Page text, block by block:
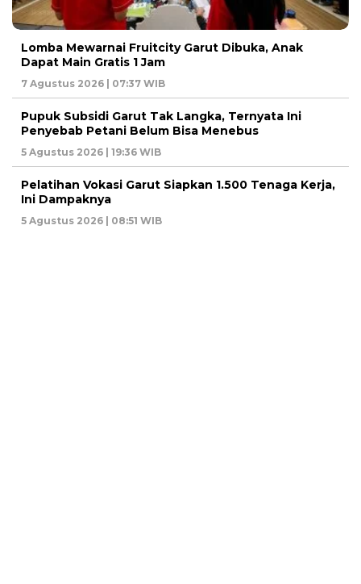
Lomba Mewarnai Fruitcity Garut Dibuka, Anak
Dapat Main Gratis 1 Jam
7 Agustus 2026 | 07:37 WIB
Pupuk Subsidi Garut Tak Langka, Ternyata Ini
Penyebab Petani Belum Bisa Menebus
5 Agustus 2026 | 19:36 WIB
Pelatihan Vokasi Garut Siapkan 1.500 Tenaga Kerja,
Ini Dampaknya
5 Agustus 2026 | 08:51 WIB